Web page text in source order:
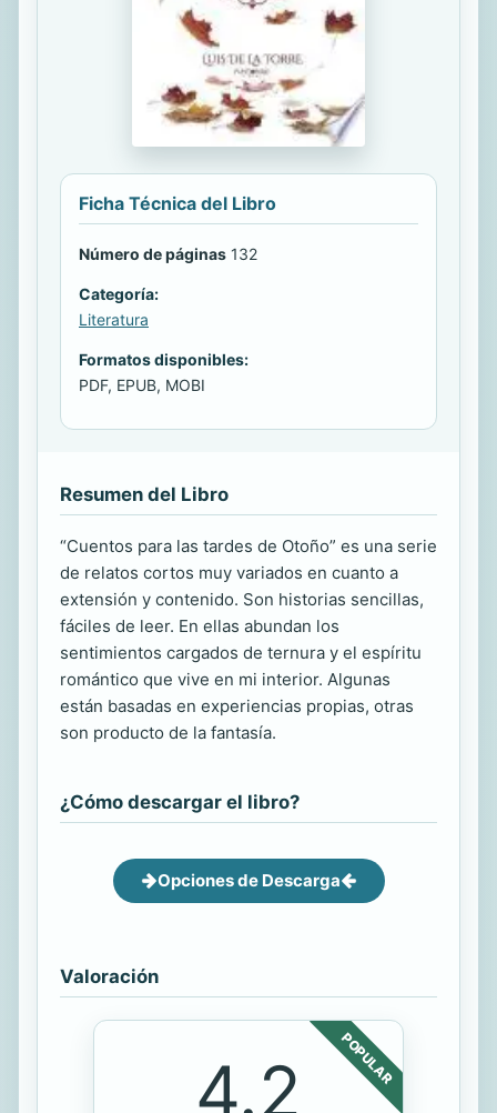
Ficha Técnica del Libro
Número de páginas 132
Categoría:
Literatura
Formatos disponibles:
PDF, EPUB, MOBI
Resumen del Libro
“Cuentos para las tardes de Otoño” es una serie
de relatos cortos muy variados en cuanto a
extensión y contenido. Son historias sencillas,
fáciles de leer. En ellas abundan los
sentimientos cargados de ternura y el espíritu
romántico que vive en mi interior. Algunas
están basadas en experiencias propias, otras
son producto de la fantasía.
¿Cómo descargar el libro?
Opciones de Descarga
Valoración
POPULAR
4.2